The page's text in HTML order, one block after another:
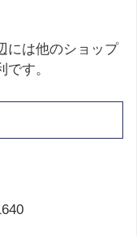
には他のショップ
す。